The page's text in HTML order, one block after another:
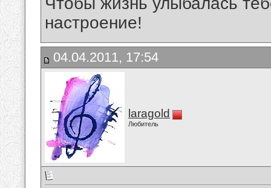
настроение!
04.04.2011, 17:54
laragold
Любитель